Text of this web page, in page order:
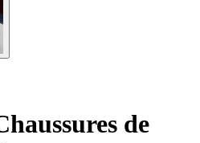
de